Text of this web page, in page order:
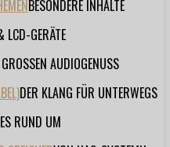
BESONDERE INHALTE
LCD-GERÄTE
AUDIOGENUSS
DER KLANG FÜR UNTERWEGS
RUND UM